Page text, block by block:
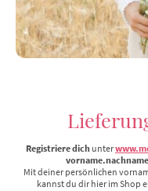
Registriere dich unter
Mit deiner persönlichen
kannst du dir hier im Shop